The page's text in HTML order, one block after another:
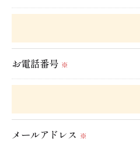
取得した個人情報を第三者
＜個人情報の委託について＞
当社では、利用目的の達成
これらの委託先に対しては
置をとり、適切な監督を行い
お電話番号 ※
メールアドレス ※